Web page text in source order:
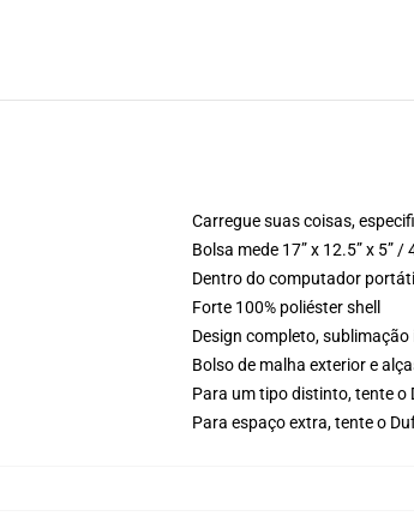
Carregue suas coisas,
Bolsa mede 17” x 12.5” x 5” /
Dentro do computador
Forte 100% poliéster shell
Design completo,
Bolso de malha exterior e
Para um tipo distinto, tente o
Para espaço extra, tente o